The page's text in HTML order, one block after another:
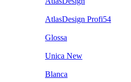
AtlasDesign Profi54
Glossa
Unica New
Blanca